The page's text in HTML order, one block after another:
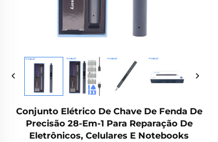
Conjunto Elétrico De Chave De Fenda De
Precisão 28-Em-1 Para Reparação De
Eletrônicos, Celulares E Notebooks